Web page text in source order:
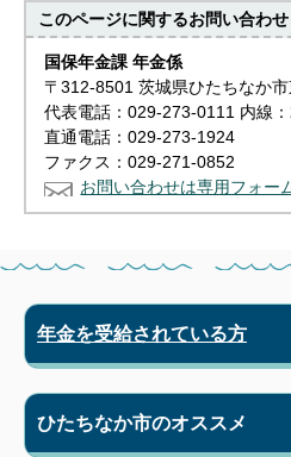
このページに関するお問い合わせ
国保年金課 年金係
〒312-8501 茨城県ひたちなか
代表電話：029-273-0111 内線
直通電話：029-273-1924
ファクス：029-271-0852
お問い合わせは専用フォー
年金を受給されている方
ひたちなか市のオススメ